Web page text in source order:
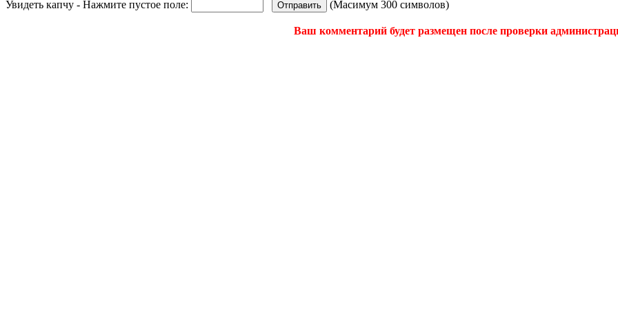
Увидеть капчу - Нажмите пустое поле: (Масимум 300 символов)
Ваш комментарий будет размещен после проверки